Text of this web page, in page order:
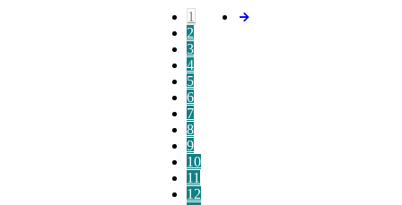
1
2
3
4
5
6
7
8
9
10
11
12